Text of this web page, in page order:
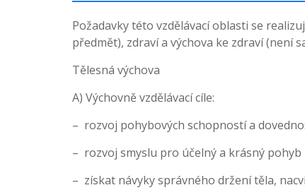
Požadavky této vzdělávací oblasti se
předmět), zdraví a výchova ke zdraví (není
Tělesná výchova
A) Výchovně vzdělávací cíle:
– rozvoj pohybových schopností a
– rozvoj smyslu pro účelný a krásný pohyb
– získat návyky správného držení těla,